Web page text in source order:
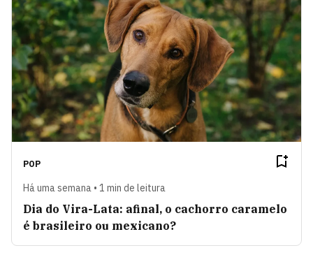
POP
Há uma semana • 1 min de leitura
Dia do Vira-Lata: afinal, o cachorro caramelo
é brasileiro ou mexicano?